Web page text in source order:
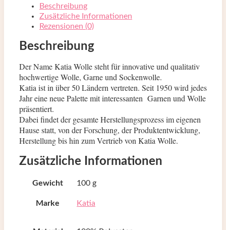
Beschreibung
Zusätzliche Informationen
Rezensionen (0)
Beschreibung
Der Name Katia Wolle steht für innovative und qualitativ
hochwertige Wolle, Garne und Sockenwolle.
Katia ist in über 50 Ländern vertreten. Seit 1950 wird jedes
Jahr eine neue Palette mit interessanten Garnen und Wolle
präsentiert.
Dabei findet der gesamte Herstellungsprozessim eigenen
Hause statt, von der Forschung, der Produktentwicklung,
Herstellung bis hin zum Vertrieb von Katia Wolle.
Zusätzliche Informationen
Gewicht 100 g
Marke Katia